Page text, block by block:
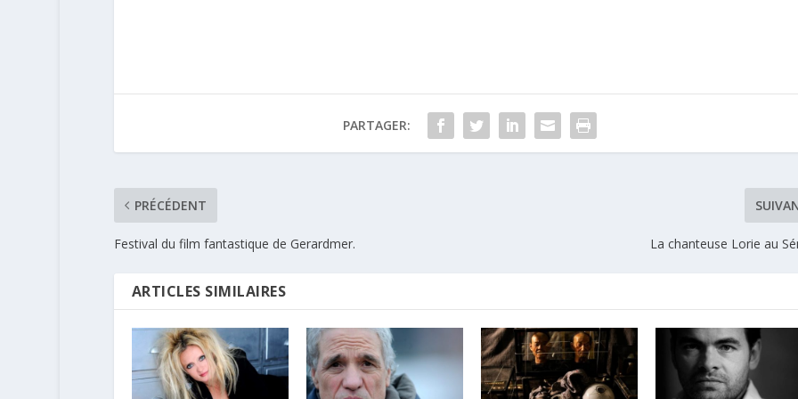
PARTAGER:
PRÉCÉDENT
Festival du film fantastique de Gerardmer. La chanteuse Lorie au
ARTICLES SIMILAIRES